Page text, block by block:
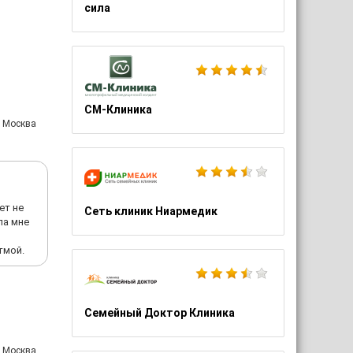
сила
СМ-Клиника
Сеть клиник Ниармедик
Семейный Доктор Клиника
Москва
не
мне
Москва